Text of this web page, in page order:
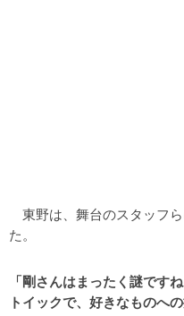
東野は、舞台のスタッフ
た。
「剛さんはまったく謎です
トイックで、好きなものへ